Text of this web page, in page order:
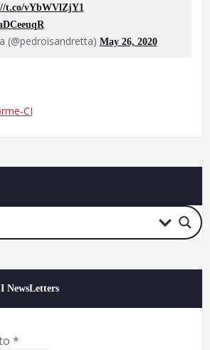
t.co/vYbWVlZjY1
(@pedroisandretta) May 26, 2020
CI
NewsLetters
*